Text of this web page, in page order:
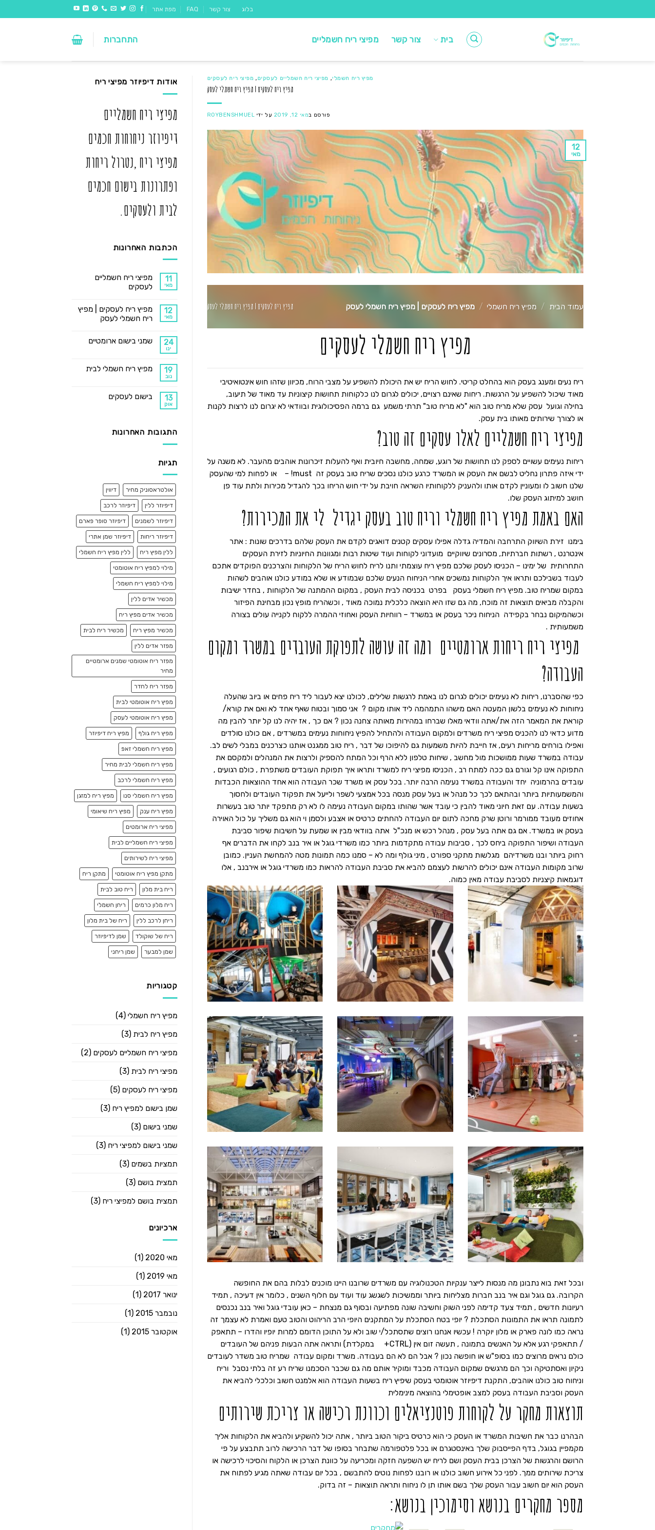
to
בלוג צור קשר FAQ מפת אתר
בית צור קשר מפיצי ריח חשמליים התחברות
מפיץ ריח חשמלי, מפיצי ריח חשמליים לעסקים, מפיצי ריח לעסקים
מפיץ ריח לעסקים | מפיץ ריח חשמלי לעסק
פורסם במאי 12, 2019 על ידי ROYBENSHMUEL
12
מאי
מפיץ ריח לעסקים | מפיץ ריח חשמלי לעסק עמוד הבית / מפיץ ריח חשמלי / מפיץ ריח לעסקים | מפיץ ריח חשמלי לעסק
מפיץ ריח חשמלי לעסקים
ריח נעים ומענג בעסק הוא בהחלט קריטי. לחוש הריח יש את היכולת להשפיע על מצבי הרוח, מכיוון שזהו חוש אינטואיטיבי
מאוד שיכול להשפיע על הרגשות. ריחות שאינם רצויים, יכולים לגרום לנו כלקוחות תחושות קיצוניות עד מאוד של תיעוב,
בחילה וגועל עסק שלא מריח טוב הוא "לא מריח טוב" תרתי משמע גם ברמה הפסיכולוגית ובוודאי לא יגרום לנו לרצות לקנות
או לצורך שירותים מאותו בית עסק.
מפיצי ריח חשמליים לאלו עסקים זה טוב?
ריחות נעימים עשויים לספק לנו תחושות של רוגע, שמחה, מחשבה חיובית ואף להעלות זיכרונות אוהבים מהעבר. לא משנה על
ידי איזה פתרון נחליט לבשם את העסק או המשרד כרגע כולנו נסכים שריח טוב בעסק זה must! – או לפחות למי שהעסק
שלנו חשוב לו ומעוניין לקדם אותו ולהעניק ללקוחותיו השראה חויבת על ידי חוש הריחו בכך להגדיל מכירות ולתת עוד פן
חושב למיתוג העסק שלו.
האם באמת מפיץ ריח חשמלי וריח טוב בעסק יגדיל לי את המכירות?
בימנו זירת השיווק התרחבה והמדיה גדלה אפילו עסקים קטנים דואגים לקדם את העסק שלהם בדרכים שונות : אתר
אינטרנט , רשתות חברתיות, מסרונים שיווקיים מועדוני לקוחות ועוד שיטות רבות ומגוונות החיוניות לזירת העסקים
התחרותית של ימינו – הכניסו לעסק שלכם מפיץ ריח עוצמתי ותנו לריח לחוש הריח של הלקוחות והצרכנים הפוקדים אתכם
לעבוד בשבילכם ותראו איך הלקוחות נמשכים אחרי הניחוח הנעים שלכם שבמודע או שלא במודע כולנו אוהבים לשהות
במקום שמריח טוב. מפיץ ריח חשמלי בעסק בפרט בכניסה לבית העסק , במקום ההמתנה של הלקוחות , בחדר ישיבות
והקבלה מביאים תוצאות זה מוכח, מה גם שזו היא הוצאה כלכלית נמוכה מאוד , וכשהריח מופץ נכון מבחינת הפיזור
וכשהמיקום נבחר בקפידה הניחוח ניכר בעסק או במשרד – רווחיות העסק ואחוזי ההמרה ללקוח לקנייה עולים בצורה
משמעותית .
מפיצי ריח ריחות ארומטיים ומה זה עושה לתפוקת העובדים במשרד ומקום
העבודה?
כפי שהסברנו, ריחות לא נעימים יכולים לגרום לנו באמת לרגשות שלילים, לכולנו יצא לעבור ליד ריח פחים או ביוב שהעלה
ניחוחות לא נעימים בלשון המעטה האם מישהו התמהמה ליד אותו מקום ? אני סמוך ובטוח שאף אחד לא ואם את קורא/
קוראת את המאמר הזה את/אתה וודאי מאלו שברחו במהירות מאותה צחנה נכון ? אם כך , אז יהיה לנו קל יותר להבין מה
מדוע כדאי לנו להכניס מפיצי ריח משרדים ולמקום העבודה ולהתחיל להפיץ ניחוחות נעימים במשרדים , אם כולנו סולדים
ואפילו בורחים מריחות רעים, אז חייבת להיות משמעות גם להיפוכו של דבר , ריח טוב ממגנט אותנו כצרכנים במבלי לשים לב.
עבודה במשרד שעות ממושכות מול מחשב , שיחות טלפון ללא הרף וכל המתח להספיק ולרצות את המנהלים ולמקסם את
התפוקה אינו קל וגורם גם ככה למתח רב , הכניסו מפיצי ריח למשרד ותראו איך תפוקת העובדים משתפרת , כולם רגועים ,
עובדים בהרמוניה יחד והעבודה במשרד נעימה הרבה יותר. בכל עסק או משרד שכר העבודה הוא אחד ההוצאות הכבדות
והמשמעותיות ביותר ובהתאם לכך כל מנהל או בעל עסק מנסה בכל אמצעי לשפר ולייעל את תפקוד העובדים ולחסוך
בשעות עבודה. עם זאת חיוני מאוד להבין כי עובד אשר שהותו במקום העבודה נעימה לו לא רק מתפקד יותר טוב בעשרות
אחוזים מעובד ממורמר ורוטן שרק מחכה לתום יום העבודה להחתים כרטיס או אצבע ולסמן וי הוא גם משליך על כול האוירה
בעסק או במשרד. אם גם אתה בעל עסק , מנהל רכש או מנכ"ל אתה בוודאי מבין או שמעת על חשיבות שיפור סביבת
העבודה ושיפור התפוקה ביחס לכך , סביבות עבודה מתקדמות ביותר כמו משרדי גוגל או איר בנב לקחו את הדברים אף
רחוק ביותר ובנו משרדיהם מגלשות מתקני ספורט , מיני גולף ומה לא – סמנו כמה תמונות מטה להמחשת העניין. כמובן
שרוב מקומות העבודה אינם יכולים להרשות לעצמם להביא את סביבת העבודה להראות כמו משרדי גוגל או אירבנב , אלו
דוגמאות קיצניות לסביבת עבודה מאין כמוה.
ובכל זאת בוא נתבונן מה מנסות לייצר ענקיות הטכנולוגיה עם משרדים שרובנו היינו מוכנים לבלות בהם את החופשה
הקרובה. גם גוגל וגם איר בנב חברות מצליחות ביותר וממשיכות לשגשג עוד ועוד עם חלוף השנים , כלומר אין דעיכה , תמיד
רעיונות חדשים , תמיד צעד קדימה לפני השוק וחשיבה שונה מפתיעה ובסוף גם מנצחת – כאן עובדי גוגל ואיר בנב נכנסים
לתמונה תראו את התמונות הסתכלת ? יופי בטח הסתכלת על המתקנים היופי הרב הריהוט והטוב טעם ואמרת לא עצמך זה
נראה כמו לונה פארק או מלון יוקרה ! עכשיו אנחנו רוצים שתסתכל/י שוב ולא על התוכן הדומם למרות יופיו והדרו – תתאפק
/ תתאפקי רגע אלא על האנשים בתמונה , תעשה זום אין (CTRL+ במקלדת) ותראה אתה הבעות פניהם של העובדים
כולם נראים מרוצים כמו בסופ"ש או חופשה נכון ? אבל הם לא הם בעבודה. משרד ומקום עבודה שמריח טוב משדר לעובדים
ניקיון ואסתטיקה וכך הם מרגשים שמקום העבודה מכבד ומוקיר אותם מה גם שכבר הסכמנו שריח רע זה בלתי נסבל וריח
וניחוח טוב כולנו אוהבים, התקנת דיפיוזר אוטומטי בעסק שיפיץ ריח בשעות העבודה הוא אלמנט חשוב וכלכלי להביא את
העסק וסביבת העבודה בעסק למצב אופטימלי בהוצאה מינימלית
תוצאות מחקר על לקוחות פוטנציאלים וכוונת רכישה או צריכת שירותים
הבהרנו כבר את חשיבות המשרד או העסק כי הוא כרטיס ביקור הטוב ביותר , אתה יכול להשקיע ולהביא את הלקוחות אליך
מקמפיין בגוגל, בדף הפייסבוק שלך באינסטגרם או בכל פלטפורמה שתבחר בסופו של דבר הרכישה לרוב תתבצע על פי
הרושם והרגשות של הצרכן בבית העסק ושם לריח יש השפעה חזקה ומכריעה על כוונת הצרכן או הלקוח והסיכוי לרכישה או
צריכת שירותים ממך. לפני כל אירוע חשוב כולנו או רובנו לפחות נוטים להתבשם , בכל יום עבודה שאתה מגיע לפתוח את
העסק הוא יום חשוב עבור העסק שלך בשם אותו תן לו ניחוח ותראה תוצאות – זה בדוק.
מספר מחקרים בנושא וסימוכין בנושא:
אודות דיפיוזר מפיצי ריח
מפיצי ריח חשמליים
דיפיוזר ניחוחות חכמים
מפיצי ריח ,נטרול ריחות
ופתרונות בישום חכמים
לבית ולעסקים.
הכתבות האחרונות
11
מאי
מפיצי ריח חשמליים
לעסקים
12
מאי
מפיץ ריח לעסקים | מפיץ
ריח חשמלי לעסק
24
ינו
שמני בישום ארומטיים
19
נוב
מפיץ ריח חשמלי לבית
13
אוק
בישום לעסקים
התגובות האחרונות
תגיות
אולטראסוניק מחיר דיווין
דיפיוזר ללין דיפיוזר לרכב
דיפיוזר לשמנים דיפיוזר סופר פארם
דיפיוזר ריחות דיפיוזר שמן אתרי
ללין מפיץ ריח ללין מפיץ ריח חשמלי
מילוי למפיץ ריח אוטומטי
מילוי למפיץ ריח חשמלי
מכשיר אדים ללין
מכשיר אדים מפיץ ריח
מכשיר מפיץ ריח מכשיר ריח לבית
מפזר אדים ללין
מפזר ריח אוטומטי שמנים ארומטיים
מחיר
מפזר ריח לחדר
מפיץ ריח אוטומטי לבית
מפיץ ריח אוטומטי לעסק
מפיץ ריח גולף מפיץ ריח דיפיוזר
מפיץ ריח חשמלי זאפ
מפיץ ריח חשמלי לבית מחיר
מפיץ ריח חשמלי לרכב
מפיץ ריח חשמלי סנו מפיץ ריח למזגן
מפיץ ריח ענק מפיץ ריח שיאומי
מפיצי ריח ארומטים
מפיצי ריח חשמליים לבית
מפיצי ריח לשירותים
מתקן מפיץ ריח אוטומטי מתקן ריח
ריח בית מלון ריח טוב לבית
ריח מלון כרמים ריחן חשמלי
ריחן לרכב ללין ריח של בית מלון
ריח של שוקולד שמן לדיפיוזר
שמן למבער שמן ריחני
קטגוריות
מפיץ ריח חשמלי (4)
מפיץ ריח לבית (3)
מפיצי ריח חשמליים לעסקים (2)
מפיצי ריח לבית (3)
מפיצי ריח לעסקים (5)
שמן בישום למפיץ ריח (3)
שמני בישום (3)
שמני בישום למפיצי ריח (3)
תמציות בשמים (3)
תמצית בושם (3)
תמצית בושם למפיצי ריח (3)
ארכיונים
מאי 2020
(1)
מאי 2019
(1)
ינואר 2017
(1)
נובמבר 2015
(1)
אוקטובר 2015
(1)